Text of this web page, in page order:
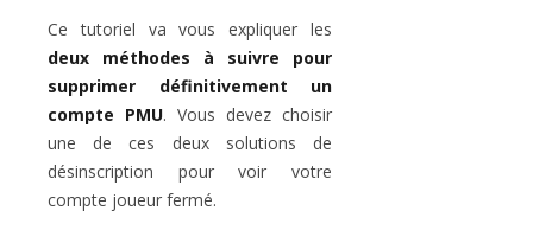
Ce tutoriel va vous expliquer les
deux méthodes à suivre pour
supprimer définitivement un
compte PMU. Vous devez choisir
une de ces deux solutions de
désinscription pour voir votre
compte joueur fermé.